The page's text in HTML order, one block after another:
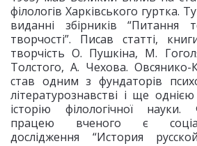
філологів Харківського гуртка.
виданні збірників “Питання
творчості”. Писав статті,
творчість О. Пушкіна, М.
Толстого, А. Чехова.
став одним з фундаторів
літературознавстві і ще
історію філологічної науки.
працею вченого є
дослідження “История